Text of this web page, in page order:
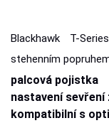
Blackhawk T-
stehenním
palcová pojistka
nastavení sevření
kompatibilní s